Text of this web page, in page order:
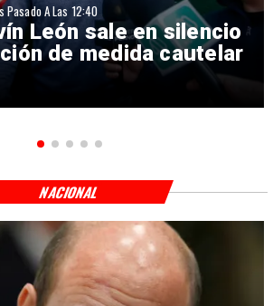
León sale en silencio
de medida cautelar
Pasado A Las 12:40
NACIONAL